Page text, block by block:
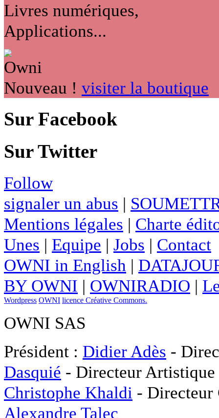
Livres numériques,
Applications...
Nouveau ! visiter la boutique
Sur Facebook
Sur Twitter
Follow
signaler un abus |
Mentions légales | Charte
Unes | Equipe | Jobs | Contact
OWNI in English |
BY OWNI | OWNIRADIO |
Wordpress OWNI licence Créative Commons.
OWNI SAS
Président : Didier Adès -
Dasquié - Directeur
Christophe Khaldi -
Alexandre Talec